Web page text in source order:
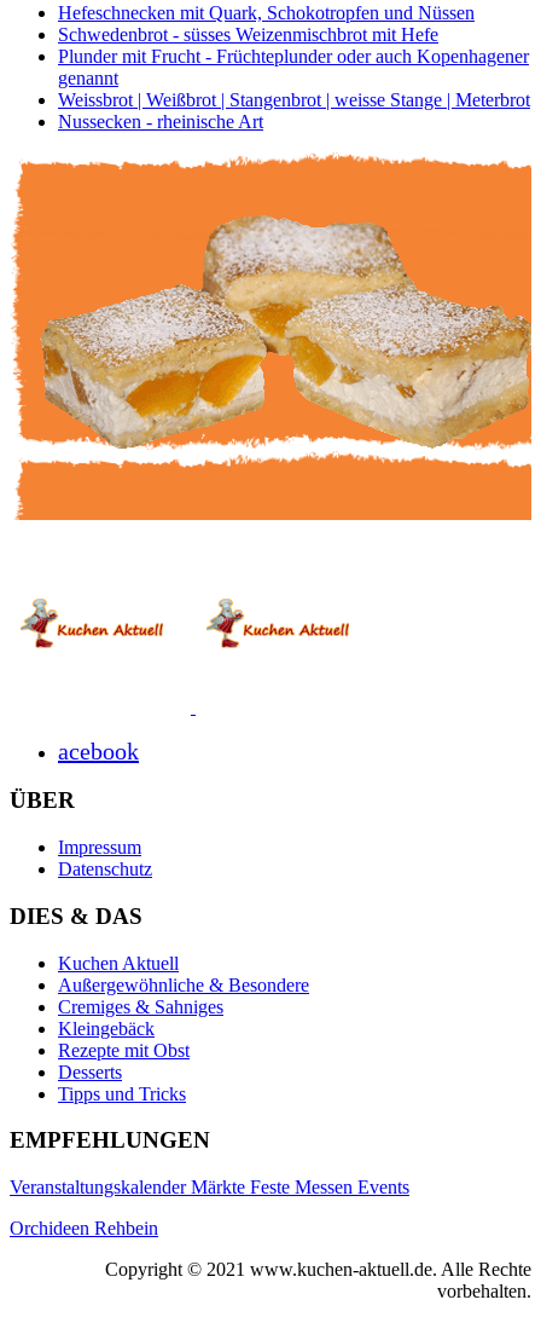
Hefeschnecken mit Quark, Schokotropfen und Nüssen
Schwedenbrot - süsses Weizenmischbrot mit Hefe
Plunder mit Frucht - Früchteplunder oder auch Kopenhagener
genannt
Weissbrot | Weißbrot | Stangenbrot | weisse Stange | Meterbrot
Nussecken - rheinische Art
acebook
ÜBER
Impressum
Datenschutz
DIES & DAS
Kuchen Aktuell
Außergewöhnliche & Besondere
Cremiges & Sahniges
Kleingebäck
Rezepte mit Obst
Desserts
Tipps und Tricks
EMPFEHLUNGEN
Veranstaltungskalender Märkte Feste Messen Events
Orchideen Rehbein
Copyright © 2021 www.kuchen-aktuell.de. Alle Rechte
vorbehalten.